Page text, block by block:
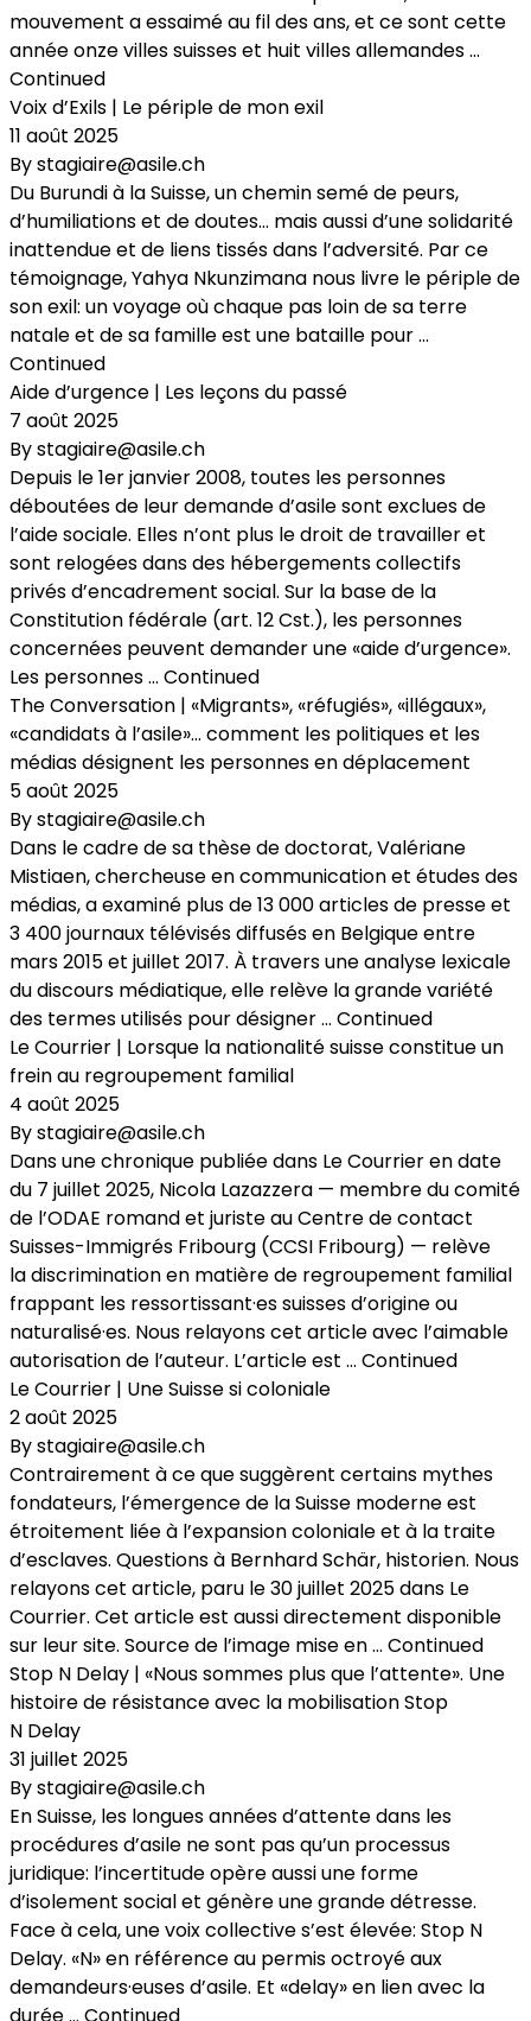
mouvement a essaimé au fil des ans, et ce sont cette
année onze villes suisses et huit villes allemandes …
Continued
Voix d’Exils | Le périple de mon exil
11 août 2025
Bystagiaire@asile.ch
Du Burundi à la Suisse, un chemin semé de peurs,
d’humiliations et de doutes… mais aussi d’une solidarité
inattendue et de liens tissés dans l’adversité. Par ce
témoignage, Yahya Nkunzimana nous livre le périple de
son exil: un voyage où chaque pas loin de sa terre
natale et de sa famille est une bataille pour …
Continued
Aide d’urgence | Les leçons du passé
7 août 2025
Bystagiaire@asile.ch
Depuis le 1er janvier 2008, toutes les personnes
déboutées de leur demande d’asile sont exclues de
l’aide sociale. Elles n’ont plus le droit de travailler et
sont relogées dans des hébergements collectifs
privés d’encadrement social. Sur la base de la
Constitution fédérale (art. 12 Cst.), les personnes
concernées peuvent demander une «aide d’urgence».
Les personnes … Continued
The Conversation | «Migrants», «réfugiés», «illégaux»,
«candidats à l’asile»… comment les politiques et les
médias désignent les personnes en déplacement
5 août 2025
Bystagiaire@asile.ch
Dans le cadre de sa thèse de doctorat, Valériane
Mistiaen, chercheuse en communication et études des
médias, a examiné plus de 13 000 articles de presse et
3 400 journaux télévisés diffusés en Belgique entre
mars 2015 et juillet 2017. À travers une analyse lexicale
du discours médiatique, elle relève la grande variété
des termes utilisés pour désigner … Continued
Le Courrier | Lorsque la nationalité suisse constitue un
frein au regroupement familial
4 août 2025
Bystagiaire@asile.ch
Dans une chronique publiée dans Le Courrier en date
du 7 juillet 2025, Nicola Lazazzera — membre du comité
de l’ODAE romand et juriste au Centre de contact
Suisses-Immigrés Fribourg (CCSI Fribourg) — relève
la discrimination en matière de regroupement familial
frappant les ressortissant·es suisses d’origine ou
naturalisé·es. Nous relayons cet article avec l’aimable
autorisation de l’auteur. L’article est … Continued
Le Courrier | Une Suisse si coloniale
2 août 2025
Bystagiaire@asile.ch
Contrairement à ce que suggèrent certains mythes
fondateurs, l’émergence de la Suisse moderne est
étroitement liée à l’expansion coloniale et à la traite
d’esclaves. Questions à Bernhard Schär, historien. Nous
relayons cet article, paru le 30 juillet 2025 dans Le
Courrier. Cet article est aussi directement disponible
sur leur site. Source de l’image mise en … Continued
Stop N Delay | «Nous sommes plus que l’attente». Une
histoire de résistance avec la mobilisation Stop
N Delay
31 juillet 2025
Bystagiaire@asile.ch
En Suisse, les longues années d’attente dans les
procédures d’asile ne sont pas qu’un processus
juridique: l’incertitude opère aussi une forme
d’isolement social et génère une grande détresse.
Face à cela, une voix collective s’est élevée: Stop N
Delay. «N» en référence au permis octroyé aux
demandeurs·euses d’asile. Et «delay» en lien avec la